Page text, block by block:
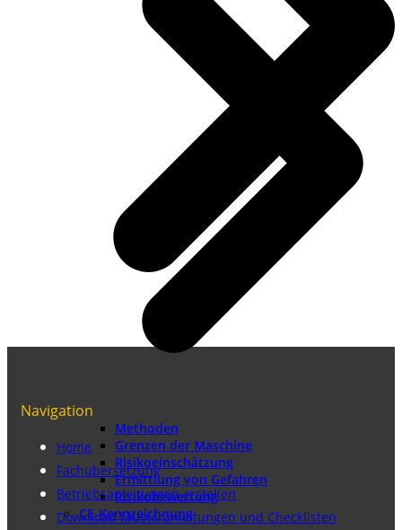
Methoden
Grenzen der Maschine
Risikoeinschätzung
Ermittlung von Gefahren
Risikobewertung
CE-Kennzeichnung
Navigation
Home
Fachübersetzung
Betriebsanleitungen erstellen
Download Musteranleitungen und Checklisten